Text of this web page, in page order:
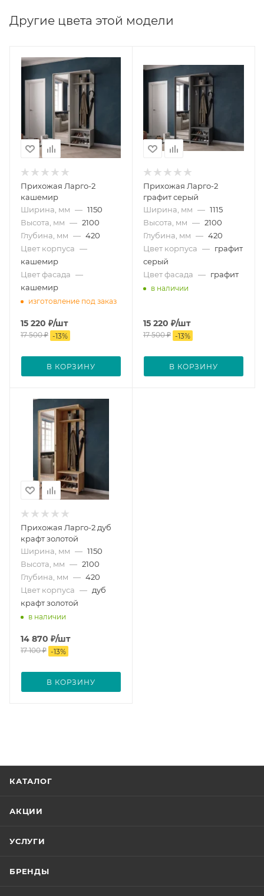
Другие цвета этой модели
Прихожая Ларго-2
кашемир
Ширина, мм — 1150
Высота, мм — 2100
Глубина, мм — 420
Цвет корпуса —
кашемир
Цвет фасада —
кашемир
изготовление под заказ
15 220 ₽/шт
17 500₽ -13%
В КОРЗИНУ
Прихожая Ларго-2
графит серый
Ширина, мм — 1115
Высота, мм — 2100
Глубина, мм — 420
Цвет корпуса — графит
серый
Цвет фасада — графит
в наличии
15 220 ₽/шт
17 500₽ -13%
В КОРЗИНУ
Прихожая Ларго-2 дуб
крафт золотой
Ширина, мм — 1150
Высота, мм — 2100
Глубина, мм — 420
Цвет корпуса — дуб
крафт золотой
в наличии
14 870 ₽/шт
17 100₽ -13%
В КОРЗИНУ
КАТАЛОГ
АКЦИИ
УСЛУГИ
БРЕНДЫ